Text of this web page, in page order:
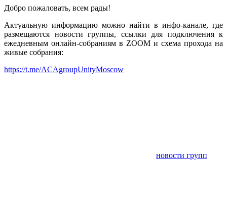
Добро пожаловать, всем рады!
Актуальную информацию можно найти в инфо-канале, где
размещаются новости группы, ссылки для подключения к
ежедневным онлайн-собраниям в ZOOM и схема прохода на
живые собрания:
https://t.me/ACAgroupUnityMoscow
новости групп